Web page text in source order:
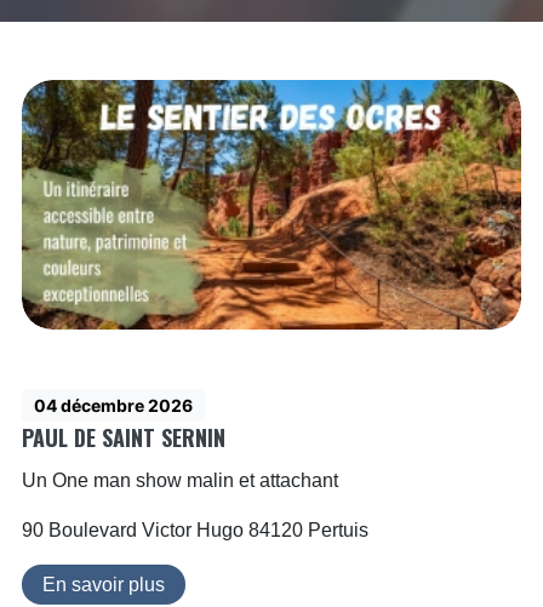
04 décembre 2026
PAUL DE SAINT SERNIN
Un One man show malin et attachant
90 Boulevard Victor Hugo 84120 Pertuis
En savoir plus